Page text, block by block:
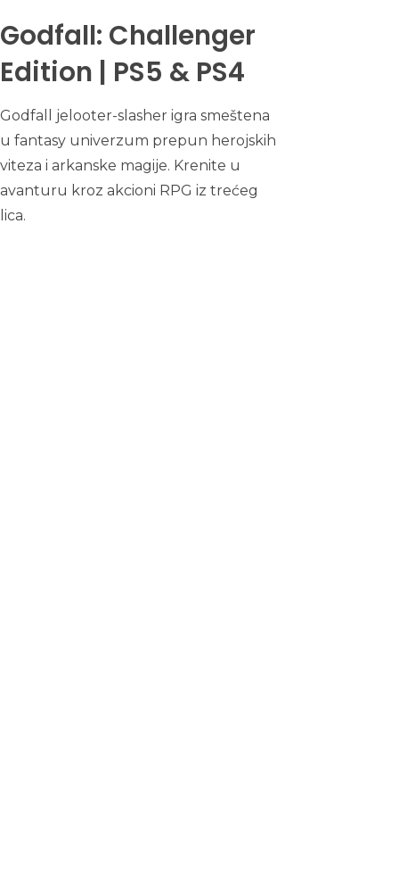
Godfall: Challenger
Edition | PS5 & PS4
Godfall jelooter-slasher igra smeštena
u fantasy univerzum prepun herojskih
viteza i arkanske magije. Krenite u
avanturu kroz akcioni RPG iz trećeg
lica.